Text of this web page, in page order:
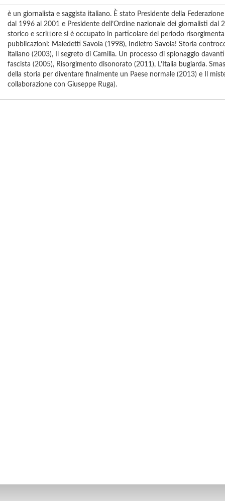
è un giornalista e saggista italiano. È stato Presidente della
dal 1996 al 2001 e Presidente dell’Ordine nazionale dei giornalisti dal
storico e scrittore si è occupato in particolare del periodo
pubblicazioni: Maledetti Savoia (1998), Indietro Savoia! Storia
italiano (2003), Il segreto di Camilla. Un processo di spionaggio
fascista (2005), Risorgimento disonorato (2011), L’Italia bugiarda.
della storia per diventare finalmente un Paese normale (2013) e Il
collaborazione con Giuseppe Ruga).